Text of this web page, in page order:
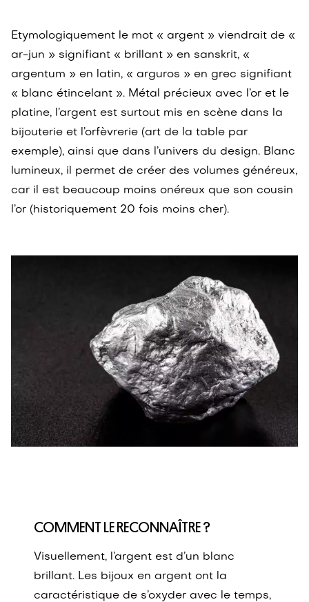
Etymologiquement le mot « argent » viendrait de «
ar-jun » signifiant « brillant » en sanskrit, «
argentum » en latin, « arguros » en grec signifiant
« blanc étincelant ». Métal précieux avec l’or et le
platine, l’argent est surtout mis en scène dans la
bijouterie et l’orfèvrerie (art de la table par
exemple), ainsi que dans l’univers du design. Blanc
lumineux, il permet de créer des volumes généreux,
car il est beaucoup moins onéreux que son cousin
l’or (historiquement 20 fois moins cher).
COMMENT LE RECONNAÎTRE ?
Visuellement, l’argent est d’un blanc
brillant. Les bijoux en argent ont la
caractéristique de s’oxyder avec le temps,